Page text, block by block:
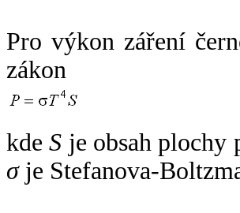
Pro výkon záření
zákon
kdeS je obsah plochy
σje Stefanova-